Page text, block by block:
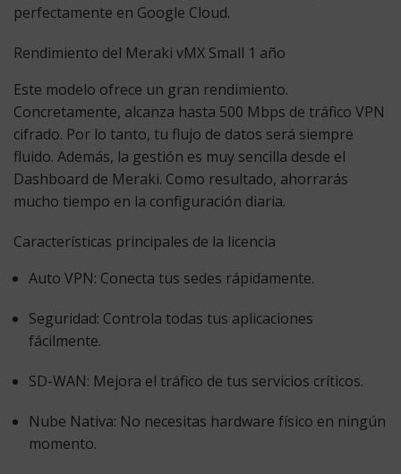
perfectamente en Google Cloud.
Rendimiento del Meraki vMX Small 1 año
Este modelo ofrece un gran rendimiento.
Concretamente, alcanza hasta 500 Mbps de tráfico VPN
cifrado. Por lo tanto, tu flujo de datos será siempre
fluido. Además, la gestión es muy sencilla desde el
Dashboard de Meraki. Como resultado, ahorrarás
mucho tiempo en la configuración diaria.
Características principales de la licencia
Auto VPN: Conecta tus sedes rápidamente.
Seguridad: Controla todas tus aplicaciones
fácilmente.
SD-WAN: Mejora el tráfico de tus servicios críticos.
Nube Nativa: No necesitas hardware físico en ningún
momento.